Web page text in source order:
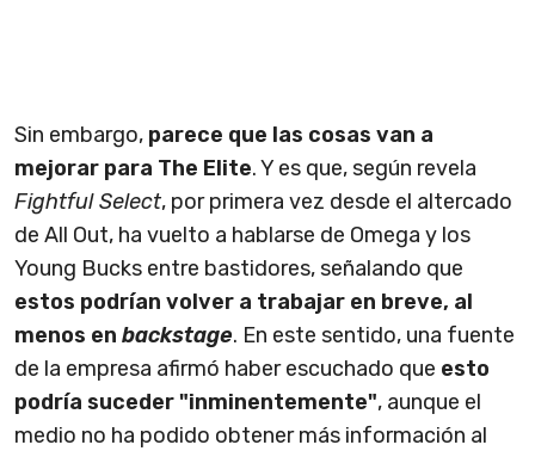
Sin embargo, parece que las cosas van a
mejorar para The Elite. Y es que, según revela
Fightful Select, por primera vez desde el altercado
de All Out, ha vuelto a hablarse de Omega y los
Young Bucks entre bastidores, señalando que
estos podrían volver a trabajar en breve, al
menos en backstage. En este sentido, una fuente
de la empresa afirmó haber escuchado que esto
podría suceder "inminentemente", aunque el
medio no ha podido obtener más información al